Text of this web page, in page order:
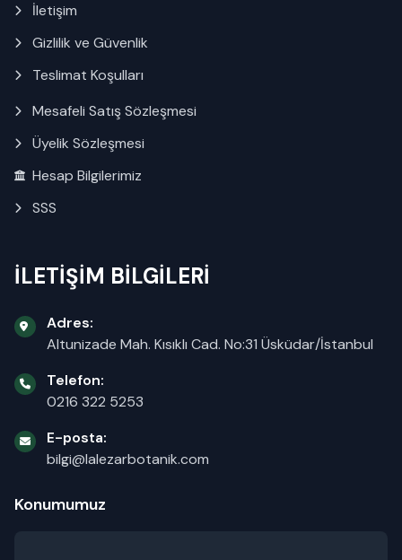
İletişim
Gizlilik ve Güvenlik
Teslimat Koşulları
Mesafeli Satış Sözleşmesi
Üyelik Sözleşmesi
Hesap Bilgilerimiz
SSS
İLETİŞİM BİLGİLERİ
Adres:
Altunizade Mah. Kısıklı Cad. No:31 Üsküdar/İstanbul
Telefon:
0216 322 5253
E-posta:
bilgi@lalezarbotanik.com
Konumumuz